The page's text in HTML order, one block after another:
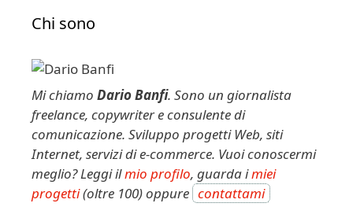
Chi sono
Mi chiamo Dario Banfi. Sono un giornalista
freelance, copywriter e consulente di
comunicazione. Sviluppo progetti Web, siti
Internet, servizi di e-commerce. Vuoi conoscermi
meglio? Leggi ilmio profilo, guarda imiei
progetti(oltre 100) oppure contattami